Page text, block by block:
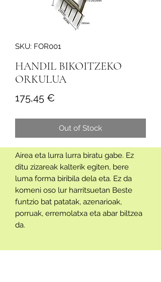
SKU: FOR001
HANDIL BIKOITZEKO
ORKULUA
175,45 €
Out of Stock
Airea eta lurra lurra biratu gabe. Ez
ditu zizareak kalterik egiten, bere
luma forma biribila dela eta. Ez da
komeni oso lur harritsuetan Beste
funtzio bat patatak, azenarioak,
porruak, erremolatxa eta abar biltzea
da.